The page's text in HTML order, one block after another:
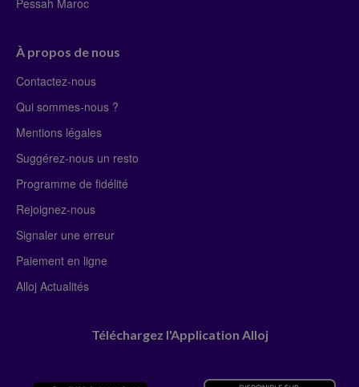
Pessah Maroc
À propos de nous
Contactez-nous
Qui sommes-nous ?
Mentions légales
Suggérez-nous un resto
Programme de fidélité
Rejoignez-nous
Signaler une erreur
Paiement en ligne
Alloj Actualités
Téléchargez l'Application Alloj